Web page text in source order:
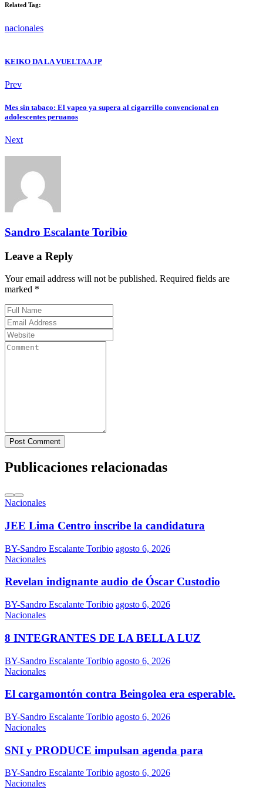
Related Tag:
nacionales
KEIKO DA LA VUELTA A JP
Prev
Mes sin tabaco: El vapeo ya supera al cigarrillo convencional en
adolescentes peruanos
Next
Sandro Escalante Toribio
Leave a Reply
Your email address will not be published. Required fields are
marked *
Post Comment
Publicaciones relacionadas
Nacionales
JEE Lima Centro inscribe la candidatura
BY-Sandro Escalante Toribio agosto 6, 2026
Nacionales
Revelan indignante audio de Óscar Custodio
BY-Sandro Escalante Toribio agosto 6, 2026
Nacionales
8 INTEGRANTES DE LA BELLA LUZ
BY-Sandro Escalante Toribio agosto 6, 2026
Nacionales
El cargamontón contra Beingolea era esperable.
BY-Sandro Escalante Toribio agosto 6, 2026
Nacionales
SNI y PRODUCE impulsan agenda para
BY-Sandro Escalante Toribio agosto 6, 2026
Nacionales